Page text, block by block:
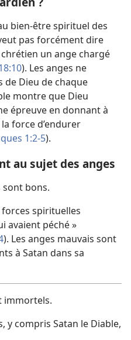
bien-être spirituel des
pas forcément dire
un ange chargé
). Les anges ne
de Dieu de chaque
montre que Dieu
épreuve en donnant à
force d’endurer
1:2-5).
au sujet des anges
sont bons.
forces spirituelles
avaient péché »
). Les anges mauvais sont
à Satan dans sa
immortels.
y compris Satan le Diable,